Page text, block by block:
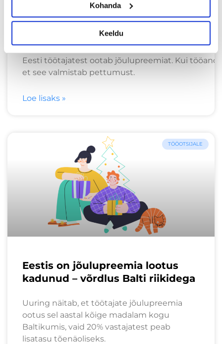
Kohanda
Keeldu
Eesti töötajad on jõulupreemia
puudumisest pettunud
80%
Eesti töötajatest ootab jõulupreemiat. Kui
et see valmistab pettumust.
Loe lisaks »
TÖÖOTSIJALE
Eestis on jõulupreemia lootus
kadunud – võrdlus Balti riikidega
Uuring näitab, et töötajate jõulupreemia
ootus sel aastal kõige madalam kogu
Baltikumis, vaid 20% vastajatest peab
lisatasu tõenäoliseks.